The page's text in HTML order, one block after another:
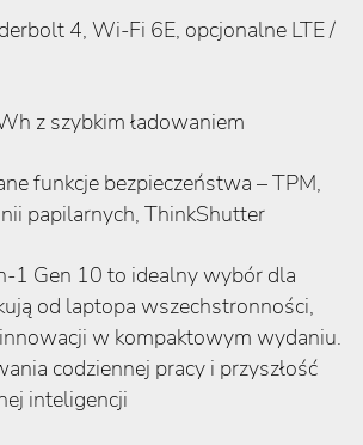
4, Wi-Fi 6E, opcjonalne LTE /
z szybkim ładowaniem
funkcje bezpieczeństwa – TPM,
papilarnych, ThinkShutter
1 Gen 10 to idealny wybór dla
od laptopa wszechstronności,
w kompaktowym wydaniu.
codziennej pracy i przyszłość
inteligencji